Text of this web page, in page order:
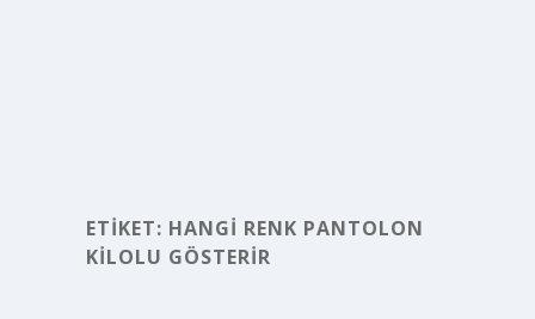
ETIKET: HANGI RENK PANTOLON
KILOLU GÖSTERIR